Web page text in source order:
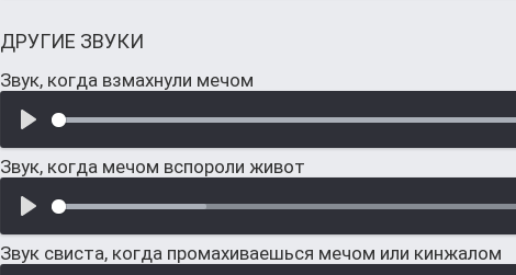
ДРУГИЕ ЗВУКИ
Звук, когда взмахнули мечом
Звук, когда мечом вспороли живот
Звук свиста, когда промахиваешься мечом или кинжалом